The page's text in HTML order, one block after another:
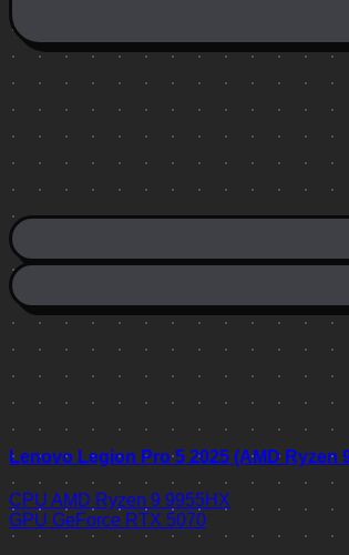
Lenovo Legion Pro 5 2025 (AMD Ryzen
CPU AMD Ryzen 9 9955HX
GPU GeForce RTX 5070